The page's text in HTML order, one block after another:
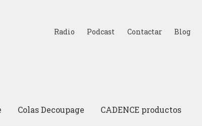
Radio Podcast Contactar Blog
Colas Decoupage CADENCE productos